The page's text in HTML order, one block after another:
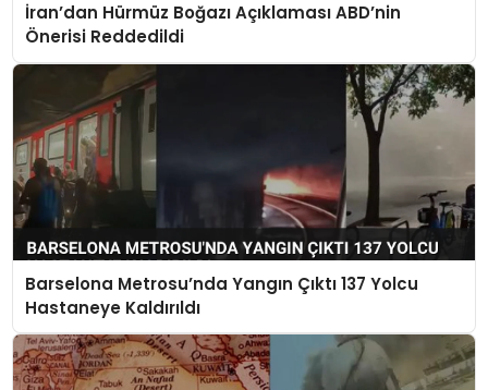
İran’dan Hürmüz Boğazı Açıklaması ABD’nin
Önerisi Reddedildi
Barselona Metrosu’nda Yangın Çıktı 137 Yolcu
Hastaneye Kaldırıldı